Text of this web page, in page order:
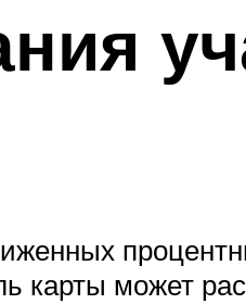
карты может